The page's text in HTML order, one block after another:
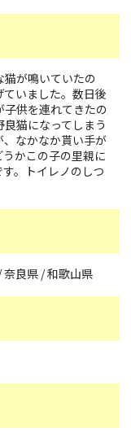
が鳴いていたの
いました。数日後
供を連れてきたの
猫になってしまう
なかなか貰い手が
かこの子の里親に
。トイレノのしつ
奈良県 / 和歌山県